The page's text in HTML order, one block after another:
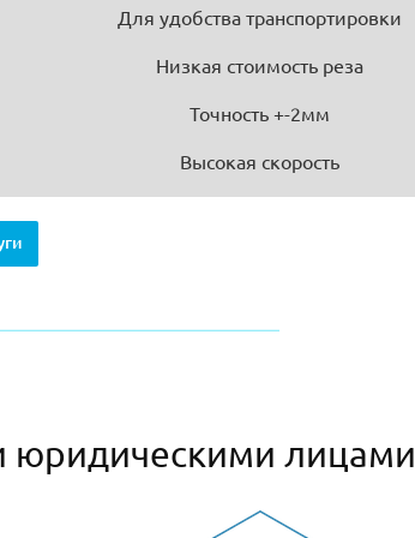
Для удобства транспортировки
Низкая стоимость реза
Точность +-2мм
Высокая скорость
юридическими лицами